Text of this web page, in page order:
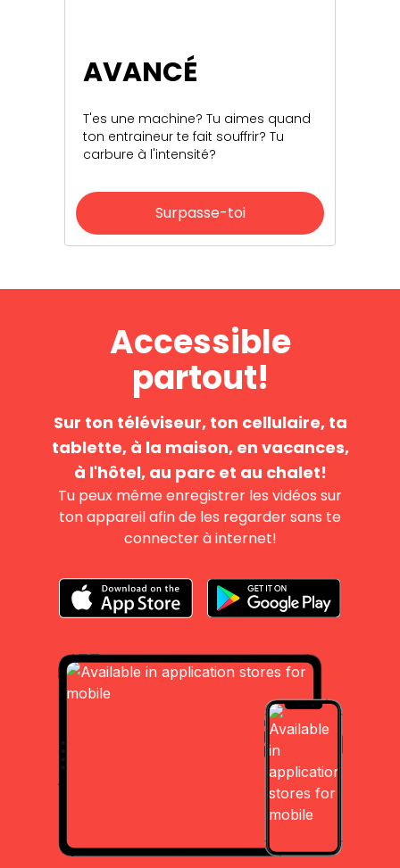
AVANCÉ
T'es une machine? Tu aimes quand
ton entraineur te fait souffrir? Tu
carbure à l'intensité?
Surpasse-toi
​​Accessible
partout!
Sur ton téléviseur, ton cellulaire, ta
tablette, à la maison, en vacances,
à l'hôtel, au parc et au chalet!
Tu peux même enregistrer les vidéos sur
ton appareil afin de les regarder sans te
connecter à internet!